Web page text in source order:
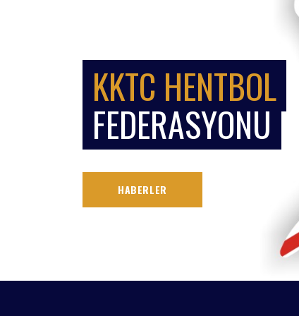
KKTC HENTBOL
FEDERASYONU
HABERLER